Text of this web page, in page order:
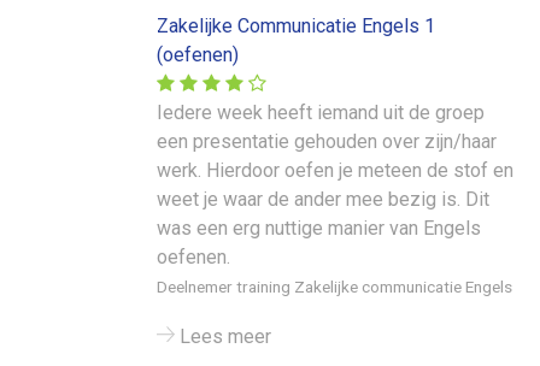
Zakelijke Communicatie Engels 1
(oefenen)
Iedere week heeft iemand uit de groep
een presentatie gehouden over zijn/haar
werk. Hierdoor oefen je meteen de stof en
weet je waar de ander mee bezig is. Dit
was een erg nuttige manier van Engels
oefenen.
Deelnemer training Zakelijke communicatie Engels
Lees meer